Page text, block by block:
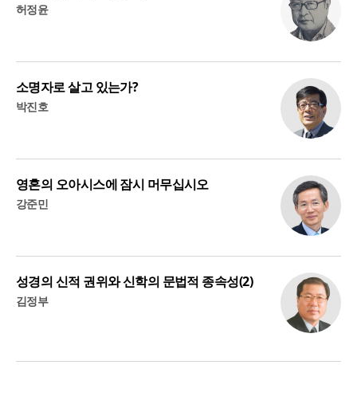
허정윤
소명자로 살고 있는가?
박진호
영혼의 오아시스에 잠시 머무십시오
강준민
성경의 신적 권위와 신학의 문법적 종속성(2)
김정부